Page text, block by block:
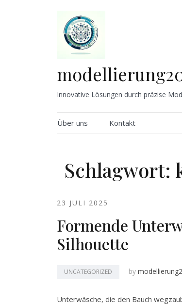
Innovative Lösungen durch präzise
Über uns Kontakt
Schlagwort:
23 JULI 2025
Formende
Silhouette
UNCATEGORIZED by
Unterwäsche, die den Bauch